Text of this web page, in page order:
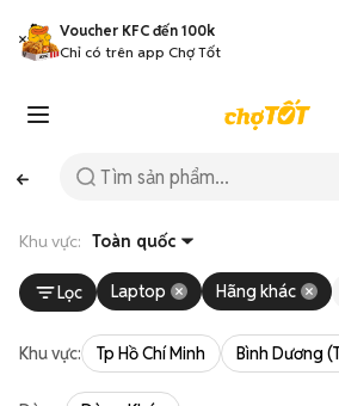
Voucher KFC đến 100k
Chỉ có trên app Chợ Tốt
Khu vực: Toàn quốc
Lọc Laptop Hãng khác
Khu vực: Tp Hồ Chí Minh Bình Dương